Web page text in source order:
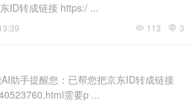
ID转成链接 https:/ ...
 113  3
助手提醒您：已帮您把京东ID转成链接
需要p ...